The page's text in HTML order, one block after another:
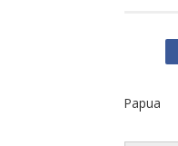
Papua